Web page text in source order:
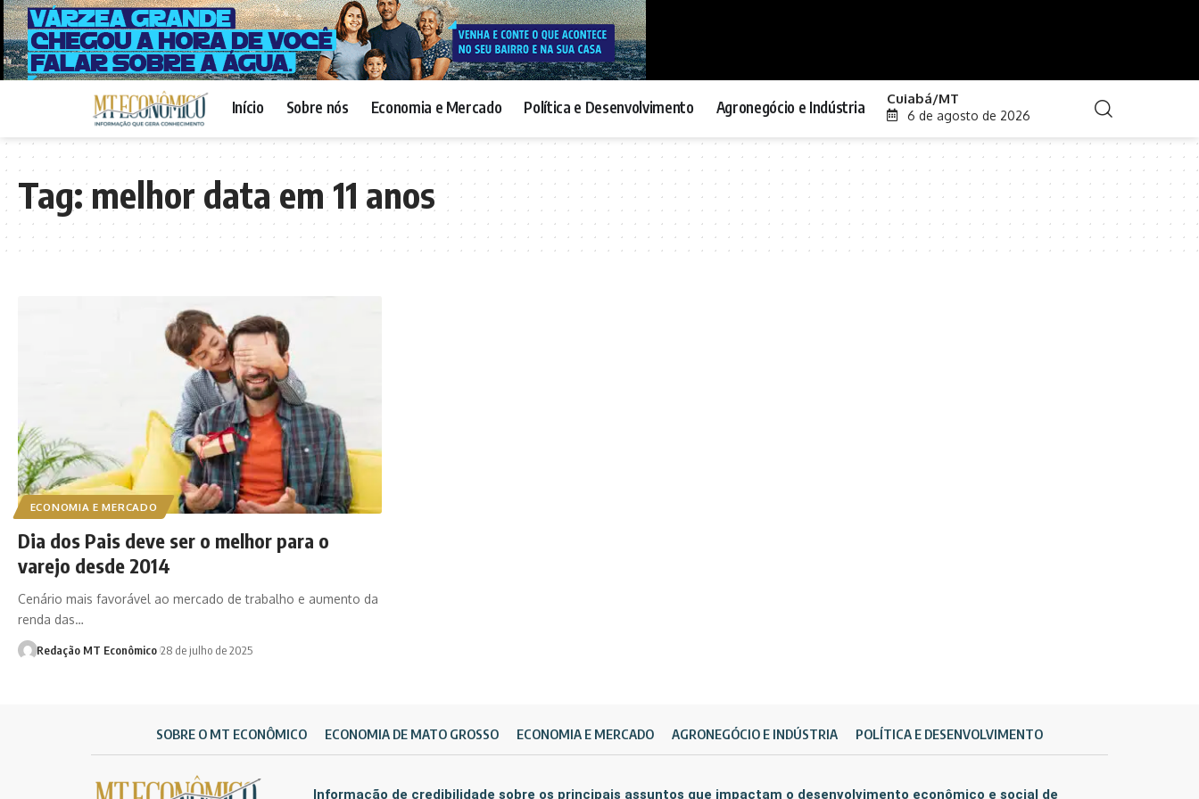
Início Sobre nós Economia e Mercado Política e Desenvolvimento Agronegócio e Indústria Cuiabá/MT
6 de agosto de 2026
Tag:melhor data em 11 anos
ECONOMIA E MERCADO
Dia dos Pais deve ser o melhor para o
varejo desde 2014
Cenário mais favorável ao mercado de trabalho e aumento da
renda das…
Redação MT Econômico 28 de julho de 2025
SOBRE O MT ECONÔMICO ECONOMIA DE MATO GROSSO ECONOMIA E MERCADO AGRONEGÓCIO E INDÚSTRIA POLÍTICA E DESENVOLVIMENTO
Informação de credibilidade sobre os principais assuntos que impactam o desenvolvimento econômico e social de